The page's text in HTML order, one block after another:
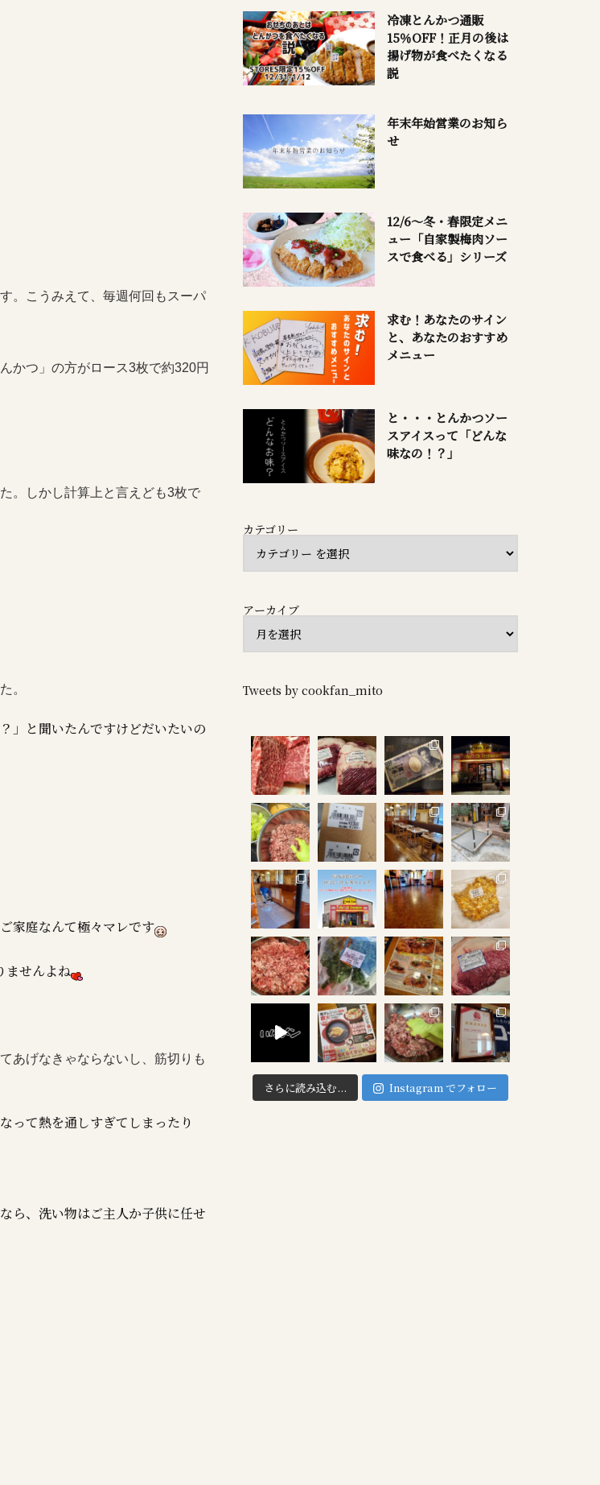
。こうみえて、毎週何回もスーパ
かつ」の方がロース3枚で約320円
。しかし計算上と言えども3枚で
。
」と聞いたんですけどだいたいの
家庭なんて極々マレです
ませんよね
あげなきゃならないし、筋切りも
って熱を通しすぎてしまったり
ら、洗い物はご主人か子供に任せ
冷凍とんかつ通販
15％OFF！正月の後は
揚げ物が食べたくなる
説
年末年始営業のお知ら
せ
12/6～冬・春限定メニ
ュー「自家製梅肉ソー
スで食べる」シリーズ
求む！あなたのサイン
と、あなたのおすすめ
メニュー
と・・・とんかつソー
スアイスって「どんな
味なの！？」
カテゴリー
アーカイブ
Tweets by cookfan_mito
さらに読み込む... Instagram でフォロー